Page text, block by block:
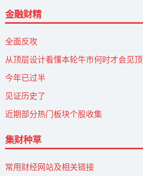
金融财精
全面反攻
从顶层设计看懂本轮牛市何时才会见顶
今年已过半
见证历史了
近期部分热门板块个股收集
集财种草
常用财经网站及相关链接